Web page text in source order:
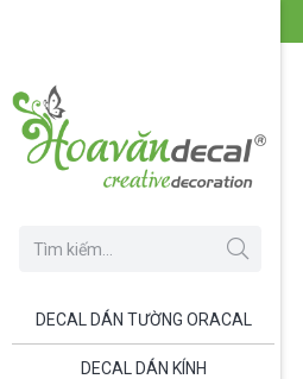
DECAL DÁN TƯỜNG ORACAL
DECAL DÁN KÍNH